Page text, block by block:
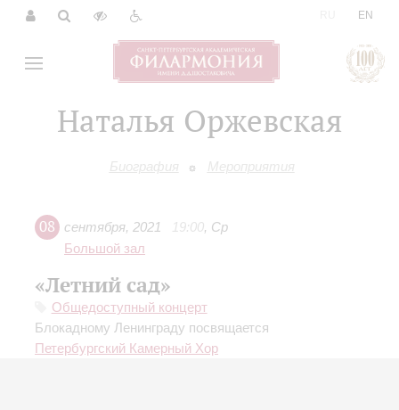
EN
Наталья Оржевская
Биография Мероприятия
08 сентября, 2021 19:00, Ср
Большой зал
«Летний сад»
Общедоступный концерт
Блокадному Ленинграду посвящается
Петербургский Камерный Хор